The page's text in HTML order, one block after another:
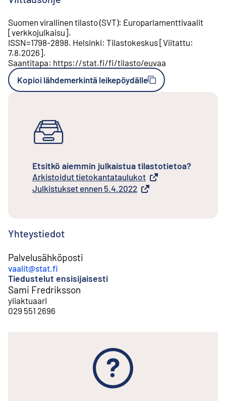
Suomen virallinen tilasto (SVT): Europarlamenttivaalit
[verkkojulkaisu].
ISSN=1798-2898. Helsinki: Tilastokeskus [Viitattu:
7.8.2026].
Saantitapa: https://stat.fi/fi/tilasto/euvaa
Kopioi lähdemerkintä leikepöydälle
Etsitkö aiemmin julkaistua tilastotietoa?
Arkistoidut tietokantataulukot
Ulkoinen linkki
Julkistukset ennen 5.4.2022
Ulkoinen linkki
Yhteystiedot
Palvelusähköposti
vaalit@stat.fi
Tiedustelut ensisijaisesti
Sami Fredriksson
yliaktuaari
029 551 2696